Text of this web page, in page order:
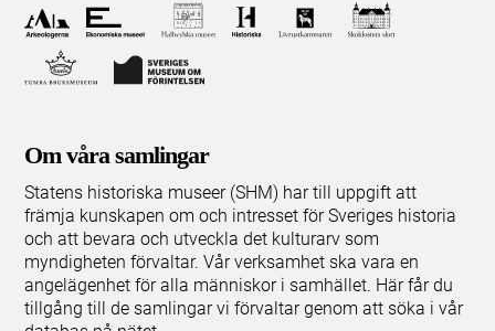
Om våra samlingar
Statens historiska museer (SHM) har till uppgift att
främja kunskapen om och intresset för Sveriges historia
och att bevara och utveckla det kulturarv som
myndigheten förvaltar. Vår verksamhet ska vara en
angelägenhet för alla människor i samhället. Här får du
tillgång till de samlingar vi förvaltar genom att söka i vår